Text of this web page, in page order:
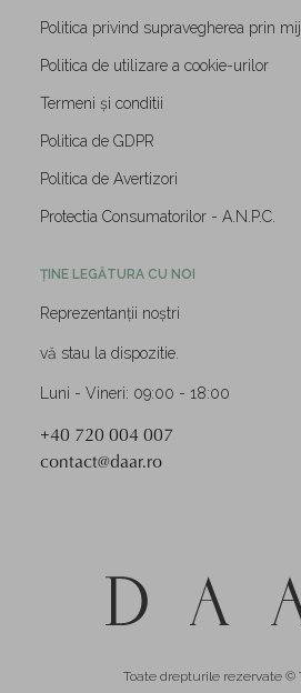
Politica privind supravegherea prin
Politica de utilizare a cookie-urilor
Termeni și conditii
Politica de GDPR
Politica de Avertizori
Protectia Consumatorilor - A.N.P.C.
ȚINE LEGĂTURA CU NOI
Reprezentanții noștri
vă stau la dispozitie.
Luni - Vineri: 09:00 - 18:00
+40 720 004 007
contact@daar.ro
Toate drepturile rezervate ©